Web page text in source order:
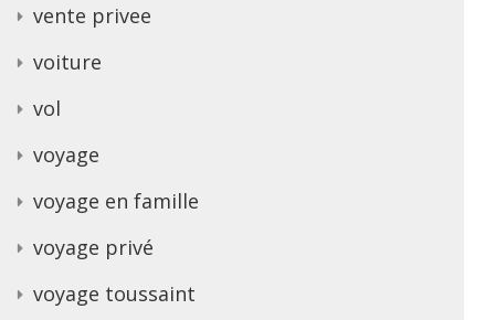
vente privee
voiture
vol
voyage
voyage en famille
voyage privé
voyage toussaint